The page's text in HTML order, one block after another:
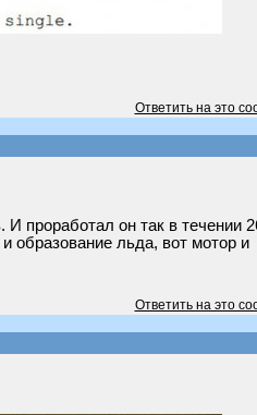
Ответить на это
проработал он так в течении
образование льда, вот мотор и
Ответить на это